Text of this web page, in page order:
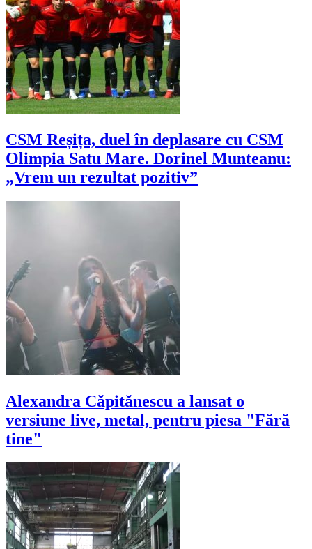
CSM Reșița, duel în deplasare cu CSM
Olimpia Satu Mare. Dorinel Munteanu:
„Vrem un rezultat pozitiv”
Alexandra Căpitănescu a lansat o
versiune live, metal, pentru piesa "Fără
tine"